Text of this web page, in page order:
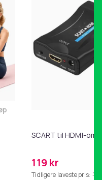
Magetrener, 6-rørs
SCART til HDMI-
119 kr
Tidligere laveste pris: